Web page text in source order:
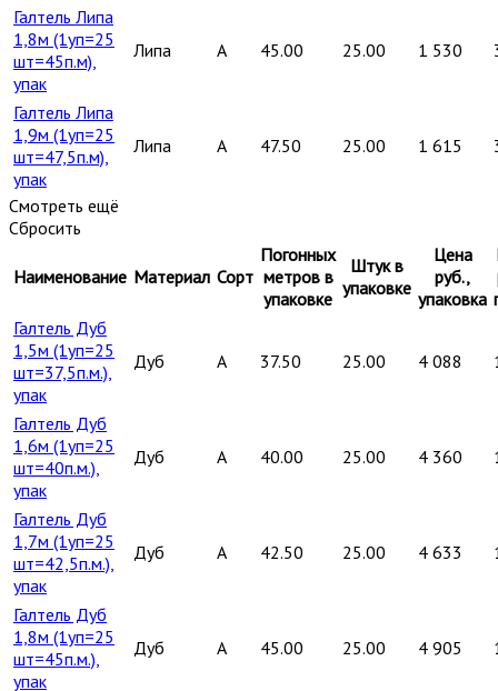
Галтель Липа
1,8м (1уп=25
шт=45п.м),
упак
Липа A 45.00 25.00 1 530
Галтель Липа
1,9м (1уп=25
шт=47,5п.м),
упак
Липа A 47.50 25.00 1 615
Смотреть ещё
Сбросить
Наименование Материал Сорт
Погонных
метров в
упаковке
Штук в
упаковке
Цена
руб.,
упаковка
Галтель Дуб
1,5м (1уп=25
шт=37,5п.м.),
упак
Дуб A 37.50 25.00 4 088
Галтель Дуб
1,6м (1уп=25
шт=40п.м.),
упак
Дуб A 40.00 25.00 4 360
Галтель Дуб
1,7м (1уп=25
шт=42,5п.м.),
упак
Дуб A 42.50 25.00 4 633
Галтель Дуб
1,8м (1уп=25
шт=45п.м.),
упак
Дуб A 45.00 25.00 4 905